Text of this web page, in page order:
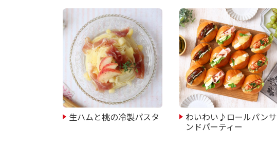
生ハムと桃の冷製パスタ わいわい♪ロールパンサ
ンドパーティー